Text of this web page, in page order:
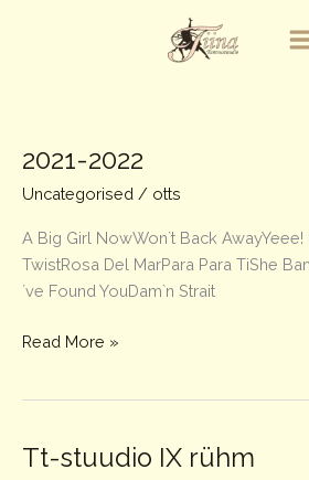
2021-2022
Uncategorised / otts
A Big Girl NowWon`t Back AwayYeee!
TwistRosa Del MarPara Para TiShe
´ve Found YouDam`n Strait
2021-
Read More »
Tt-stuudio IX rühm